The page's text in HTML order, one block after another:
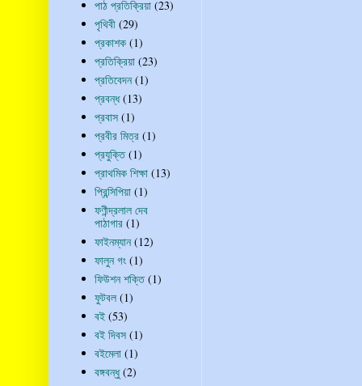
পাঠ প্রতিক্রিয়া (23)
পৃথিবী (29)
প্রকাশক (1)
প্রতিক্রিয়া (23)
প্রতিবেদন (1)
প্রবন্ধ (13)
প্রবাস (1)
প্রবীর মিত্র (1)
প্রযুক্তি (1)
প্রাথমিক শিক্ষা (13)
প্রিন্সিপিয়া (1)
ফণীন্দ্রলাল দেব
পাঠাগার (1)
ফাইনম্যান (12)
ফালুন গং (1)
ফিউশন শক্তি (1)
ফুটবল (1)
বই (53)
বই দিবস (1)
বইমেলা (1)
বঙ্গবন্ধু (2)